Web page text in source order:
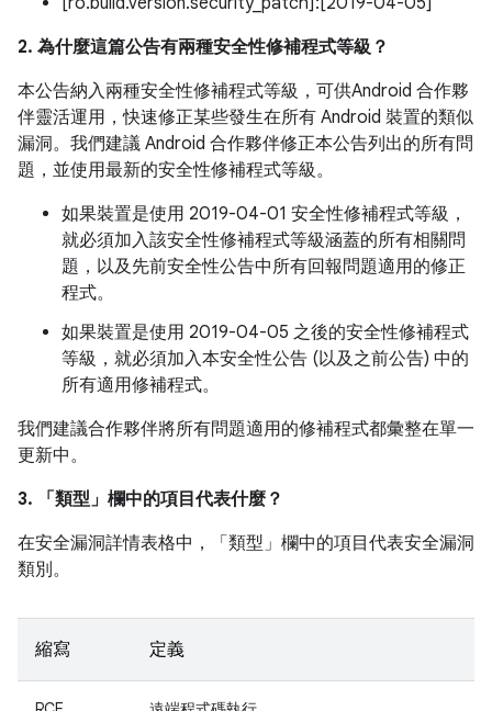
2. 為什麼這篇公告有兩種安全性修補程式等級？
本公告納入兩種安全性修補程式等級，可供Android 合作夥
伴靈活運用，快速修正某些發生在所有 Android 裝置的類似
漏洞。我們建議 Android 合作夥伴修正本公告列出的所有問
題，並使用最新的安全性修補程式等級。
如果裝置是使用 2019-04-01 安全性修補程式等級，
就必須加入該安全性修補程式等級涵蓋的所有相關問
題，以及先前安全性公告中所有回報問題適用的修正
程式。
如果裝置是使用 2019-04-05 之後的安全性修補程式
等級，就必須加入本安全性公告 (以及之前公告) 中的
所有適用修補程式。
我們建議合作夥伴將所有問題適用的修補程式都彙整在單一
更新中。
3. 「類型」 欄中的項目代表什麼？
在安全漏洞詳情表格中，「類型」 欄中的項目代表安全漏洞
類別。
縮寫 定義